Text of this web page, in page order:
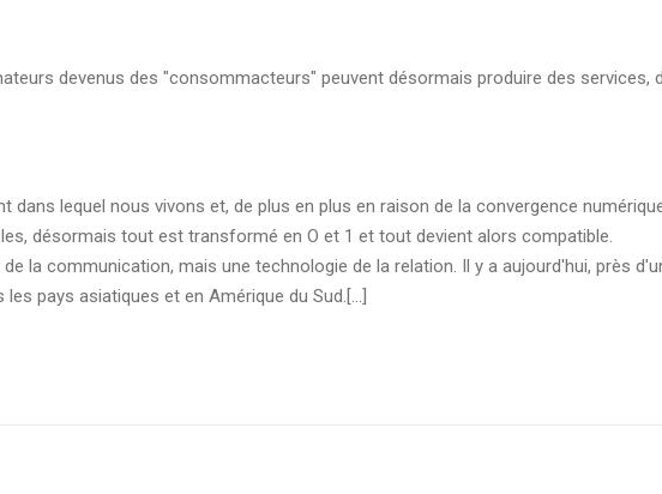
devenus des "consommacteurs" peuvent désormais produire des services,
lequel nous vivons et, de plus en plus en raison de la convergence
désormais tout est transformé en O et 1 et tout devient alors compatible.
la communication, mais une technologie de la relation. Il y a aujourd'hui, près
pays asiatiques et en Amérique du Sud.[...]